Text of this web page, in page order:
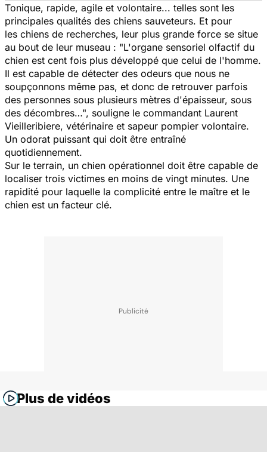
Tonique, rapide, agile et volontaire... telles sont les
principales qualités des chiens sauveteurs. Et pour
les chiens de recherches, leur plus grande force se situe
au bout de leur museau : "L'organe sensoriel olfactif du
chien est cent fois plus développé que celui de l'homme.
Il est capable de détecter des odeurs que nous ne
soupçonnons même pas, et donc de retrouver parfois
des personnes sous plusieurs mètres d'épaisseur, sous
des décombres…", souligne le commandant Laurent
Vieilleribiere, vétérinaire et sapeur pompier volontaire.
Un odorat puissant qui doit être entraîné
quotidiennement.
Sur le terrain, un chien opérationnel doit être capable de
localiser trois victimes en moins de vingt minutes. Une
rapidité pour laquelle la complicité entre le maître et le
chien est un facteur clé.
Plus de vidéos